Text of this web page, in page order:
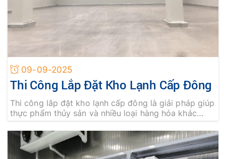
09-09-2025
Thi Công Lắp Đặt Kho Lạnh Cấp Đông
Thi công lắp đặt kho lạnh cấp đông là giải pháp giúp
thực phẩm thủy sản và nhiều loại hàng hóa khác
được bảo quản ở nhiệt độ cực thấp, giữ nguyên
dưỡng chất, chất lượng trong thời gian dài. Liên hệ
ngay An Khánh để được tư vấn và sở hữu hệ thống
kho lạnh bền bỉ đạt chuẩn quốc tế với chi phí tối ưu.